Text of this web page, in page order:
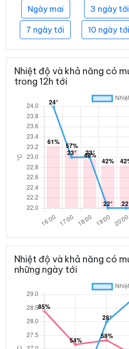
Ngày mai 3 ngày tới
7 ngày tới 10 ngày tới
Nhiệt độ và khả năng có
trong 12h tới
Nhiệt độ và khả năng có
những ngày tới